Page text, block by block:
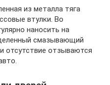
из металла тяга
втулки. Во
наносить на
смазывающий
отсутствие отзываются